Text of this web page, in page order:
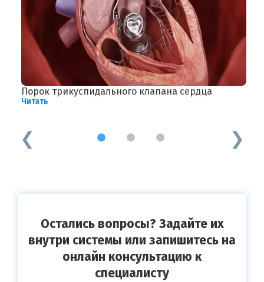
Порок трикуспидального клапана сердца
Читать
1 2 3
Остались вопросы? Задайте их
внутри системы или запишитесь на
онлайн консультацию к
специалисту